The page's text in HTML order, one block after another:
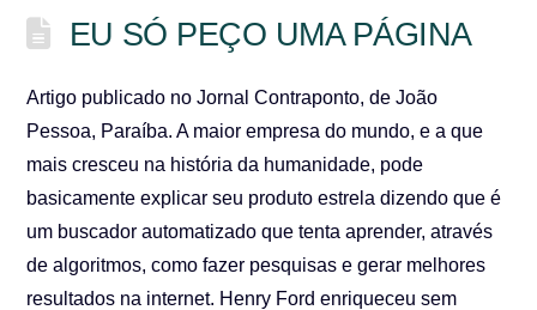
EU SÓ PEÇO UMA PÁGINA
Artigo publicado no Jornal Contraponto, de João
Pessoa, Paraíba. A maior empresa do mundo, e a que
mais cresceu na história da humanidade, pode
basicamente explicar seu produto estrela dizendo que é
um buscador automatizado que tenta aprender, através
de algoritmos, como fazer pesquisas e gerar melhores
resultados na internet. Henry Ford enriqueceu sem